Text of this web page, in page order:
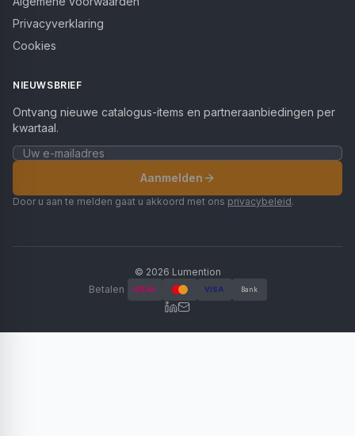
Privacyverklaring
Cookies
NIEUWSBRIEF
Ontvang nieuwe catalogus-items en partneraanbiedingen per
kwartaal.
Aanmelden
Door u aan te melden gaat u akkoord met ons privacybeleid.
© 2026 Lumention
Betalen
iDEAL VISA Bank